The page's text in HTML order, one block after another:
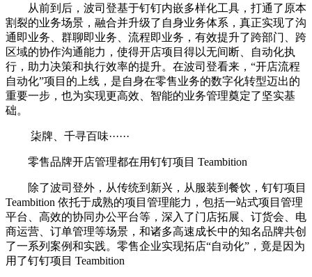
从前到后，波司登基于钉钉内嵌多样化工具，打通了原本
割裂的业务场景，融合并升级了自身业务体系，真正实现了沟
通即业务、群聊即业务、流程即业务，有效提升了跨部门、跨
区域的协作沟通能力，使得开店项目得以无间断、自动化执
行，助力决策和执行效率的提升。在波司登看来，“开店流程
自动化”项目的上线，是自身在零售业务的数字化转型迈出的
重要一步，也为实现更高效、智能的业务管理奠定了坚实基
础。
柒牌、千寻百味······
零售品牌开店管理都在用钉钉项目 Teambition
除了波司登外，从传统到新兴，从服装到餐饮，钉钉项目
Teambition 依托于成熟的项目管理能力，包括一站式项目管理
平台、高效的协同办公平台等，深入了门店拓展、订货会、电
商运营、订单管理等场景，和诸多高速成长中的知名品牌共创
了一系列案例和实践。零售企业实现拓店“自动化”，竟是因为
用了钉钉项目 Teambition